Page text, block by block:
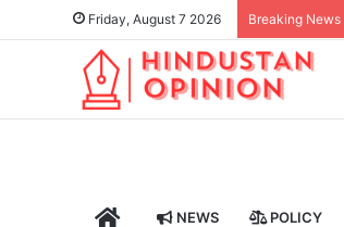
Friday, August 7 2026 Breaking News
HOME NEWS POLICY